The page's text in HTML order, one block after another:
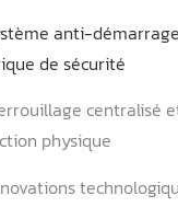
clé électronique
3.1. Rôle du
sécurité
3.2.